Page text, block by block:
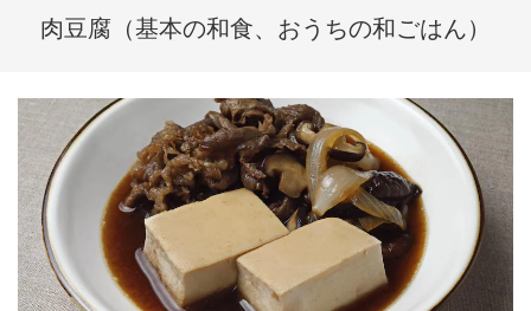
肉豆腐（基本の和食、おうちの和ごはん）